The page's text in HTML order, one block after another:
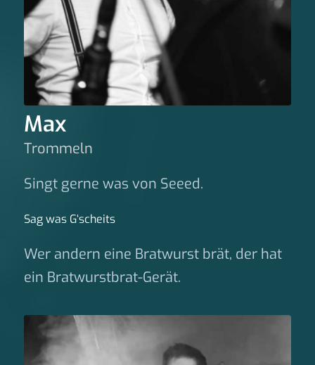
Max
Trommeln
Singt gerne was von Seeed.
Sag was G‘scheits
Wer andern eine Bratwurst brät, der hat
ein Bratwurstbrat-Gerät.